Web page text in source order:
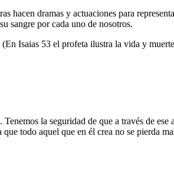
dramas y actuaciones para
sangre por cada uno de nosotros.
Isaias 53 el profeta ilustra la vida y
la seguridad de que a través de
todo aquel que en él crea no se pierda